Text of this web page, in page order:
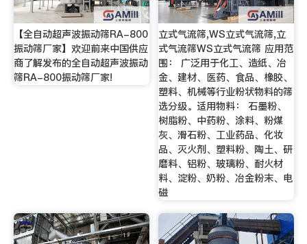
【全自动超声波振动筛RA-800
振动筛厂家】欢迎前来中国供应
商了解发布的全自动超声波振动
筛RA-800振动筛厂家!
立式气流筛,WS立式气流筛,立
式气流筛WS立式气流筛 应用范
围： 广泛用于化工、造纸、冶
金、建材、医药、食品、橡胶、
塑料、机械等行业粉状物料的筛
选分级。适用物料： 石墨粉、
树脂粉、中药粉、涂料、粉煤
灰、滑石粉、工业药品、化妆
品、灭火剂、塑料粉、陶土、研
磨料、铝粉、玻璃粉、耐火材
料、淀粉、奶粉、冶金粉末、电
磁